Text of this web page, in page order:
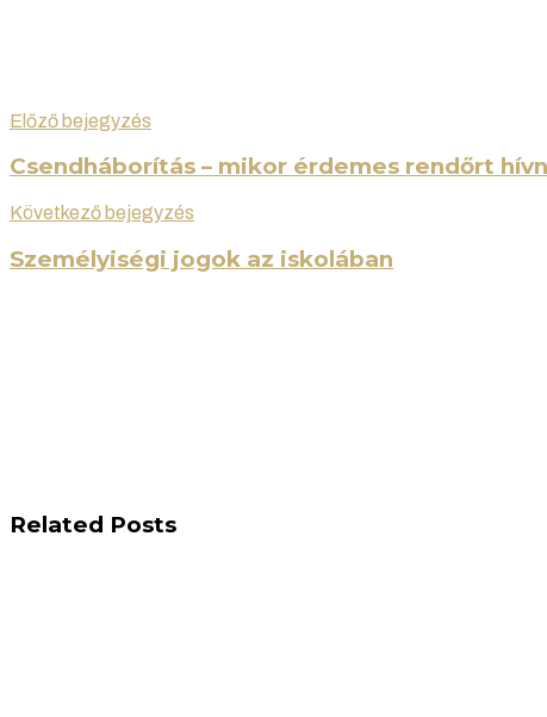
Előző bejegyzés
Csendháborítás – mikor érdemes rendőrt
Következő bejegyzés
Személyiségi jogok az iskolában
Related Posts